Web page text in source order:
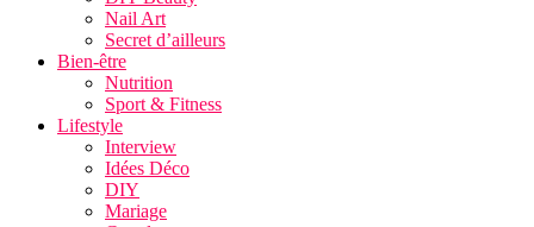
Nail Art
Secret d’ailleurs
Bien-être
Nutrition
Sport & Fitness
Lifestyle
Interview
Idées Déco
DIY
Mariage